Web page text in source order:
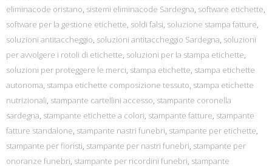
eliminacode oristano, sistemi eliminacode Sardegna, software etichette,
software per la gestione etichette, soldi falsi, soluzione stampa fatture,
soluzioni antitaccheggio, soluzioni antitaccheggio Sardegna, soluzioni
per avvolgere i rotoli di etichette, soluzioni per la stampa etichette,
soluzioni per proteggere le merci, stampa etichette, stampa etichette
autonoma, stampa etichette composizione tessuto, stampa etichette
nutrizionali, stampante cartellini accesso, stampante coronella
sardegna, stampante etichette a colori, stampante fatture, stampante
fatture standalone, stampante nastri funebri, stampante per etichette,
stampante per fioristi, stampante per nastri funebri, stampante per
onoranze funebri, stampante per ricordini funebri, stampante